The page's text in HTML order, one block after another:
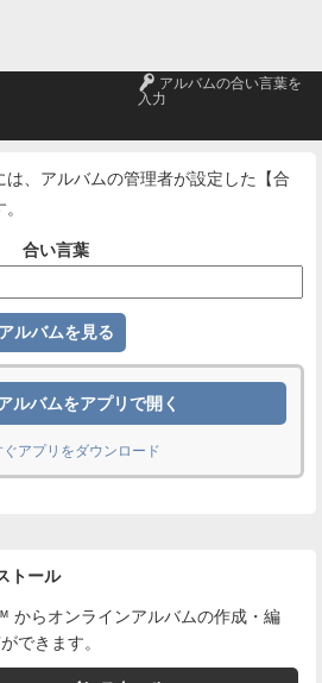
🔑 アルバムの合い言葉を
入力
は、アルバムの管理者が設定した【合
合い言葉
ルバムをアプリで開く
ぐアプリをダウンロード
トール
からオンラインアルバムの作成・編
できます。